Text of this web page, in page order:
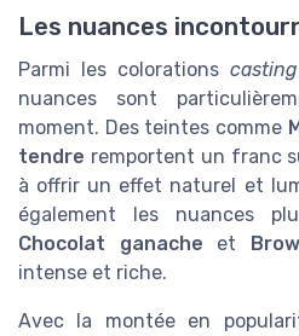
Les nuances
Parmi les colorations
nuances sont
moment. Des teintes comme
tendre remportent un franc
à offrir un effet naturel et
également les nuances
Chocolat ganache et
intense et riche.
Avec la montée en